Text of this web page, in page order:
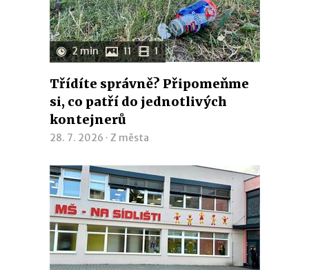
2 min 11 1
Třídíte správně? Připomeňme
si, co patří do jednotlivých
kontejnerů
28. 7. 2026 · Z města